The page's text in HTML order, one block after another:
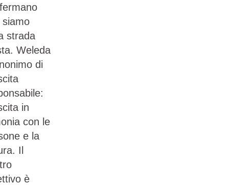
siamo
strada
Weleda
di
in
con le
e la
Il
è